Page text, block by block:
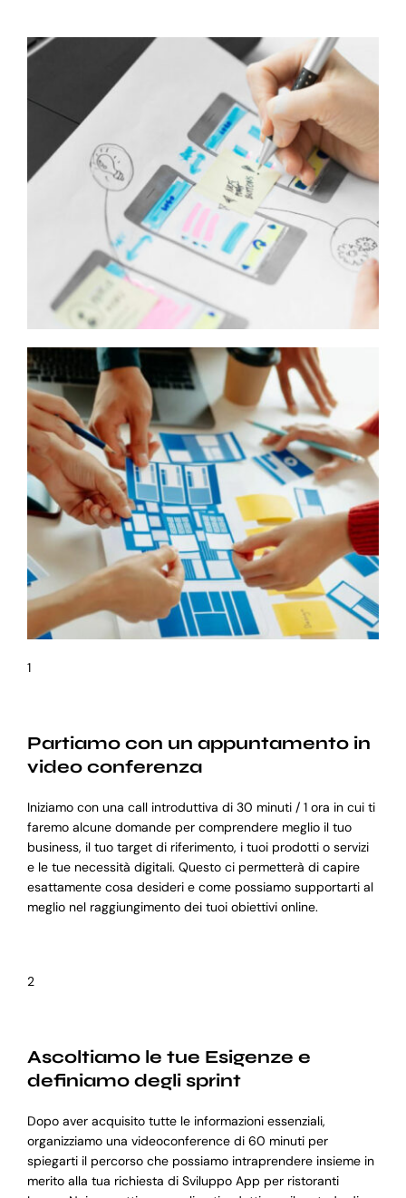
1
Partiamo con un appuntamento in
video conferenza
Iniziamo con una call introduttiva di 30 minuti / 1 ora in cui ti
faremo alcune domande per comprendere meglio il tuo
business, il tuo target di riferimento, i tuoi prodotti o servizi
e le tue necessità digitali. Questo ci permetterà di capire
esattamente cosa desideri e come possiamo supportarti al
meglio nel raggiungimento dei tuoi obiettivi online.
2
Ascoltiamo le tue Esigenze e
definiamo degli sprint
Dopo aver acquisito tutte le informazioni essenziali,
organizziamo una videoconference di 60 minuti per
spiegarti il percorso che possiamo intraprendere insieme in
merito alla tua richiesta di Sviluppo App per ristoranti